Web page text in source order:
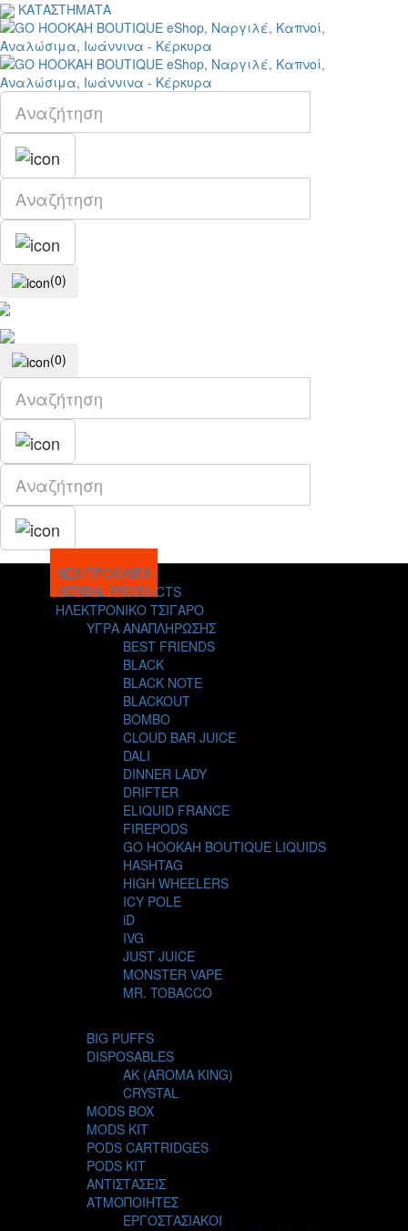
ΚΑΤΑΣΤΗΜΑΤΑ
(0)
(0)
ΝΕΑ ΠΡΟΪΟΝΤΑ
HERBAL PRODUCTS
ΗΛΕΚΤΡΟΝΙΚΟ ΤΣΙΓΑΡΟ
ΥΓΡΑ ΑΝΑΠΛΗΡΩΣΗΣ
BEST FRIENDS
BLACK
BLACK NOTE
BLACKOUT
BOMBO
CLOUD BAR JUICE
DALI
DINNER LADY
DRIFTER
ELIQUID FRANCE
FIREPODS
GO HOOKAH BOUTIQUE LIQUIDS
HASHTAG
HIGH WHEELERS
ICY POLE
iD
IVG
JUST JUICE
MONSTER VAPE
MR. TOBACCO
NUBO
OMERTA LIQUIDS
OPMH PROJECT
S-ELF JUICE
SADBOY
SCANDAL
SECRET FOREST
STEAM CITY LIQUIDS
STEAM TRAIN
STEAMPUNK
BIG PUFFS
DISPOSABLES
AK (AROMA KING)
CRYSTAL
MODS BOX
MODS KIT
PODS CARTRIDGES
PODS KIT
ΑΝΤΙΣΤΑΣΕΙΣ
ΑΤΜΟΠΟΙΗΤΕΣ
ΕΡΓΟΣΤΑΣΙΑΚΟΙ